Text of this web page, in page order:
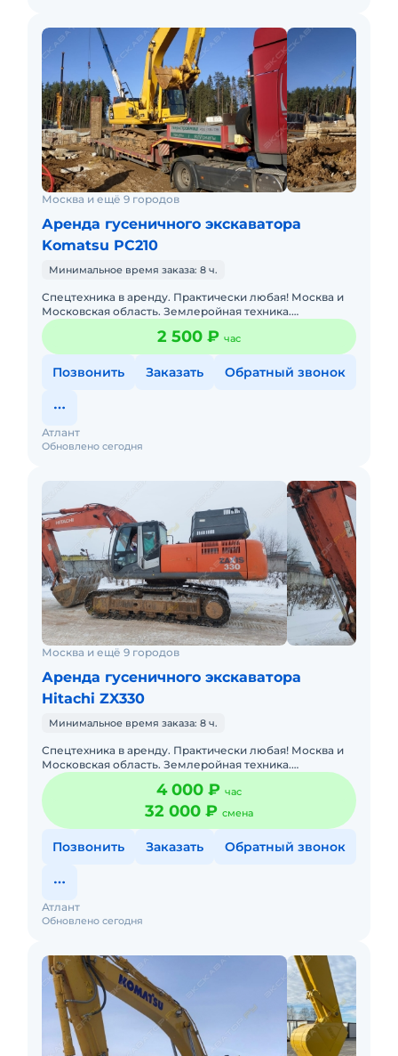
Москва и ещё 9 городов
Аренда гусеничного экскаватора
Komatsu PC210
Минимальное время заказа: 8 ч.
Спецтехника в аренду. Практически любая! Москва и
Московская область. Землеройная техника.
Погрузочная техника. Техника для высотных работ.
Техника для перев
2 500 ₽ час
Позвонить Заказать Обратный звонок
Обновлено сегодня
Атлант
Москва и ещё 9 городов
Аренда гусеничного экскаватора
Hitachi ZX330
Минимальное время заказа: 8 ч.
Спецтехника в аренду. Практически любая! Москва и
Московская область. Землеройная техника.
Погрузочная техника. Техника для высотных работ.
Техника для перев
4 000 ₽ час
32 000 ₽ смена
Позвонить Заказать Обратный звонок
Обновлено сегодня
Атлант